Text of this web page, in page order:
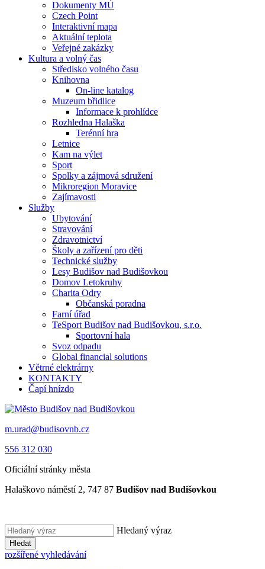
Dokumenty MÚ
Czech Point
Interaktivní mapa
Aktuální teplota
Veřejné zakázky
Kultura a volný čas
Středisko volného času
Knihovna
On-line katalog
Muzeum břidlice
Informace k prohlídce
Rozhledna Halaška
Terénní hra
Letnice
Kam na výlet
Sport
Spolky a zájmová sdružení
Mikroregion Moravice
Zajímavosti
Služby
Ubytování
Stravování
Zdravotnictví
Školy a zařízení pro děti
Technické služby
Lesy Budišov nad Budišovkou
Domov Letokruhy
Charita Odry
Občanská poradna
Farní úřad
TeSport Budišov nad Budišovkou, s.r.o.
Sportovní hala
Svoz odpadu
Global financial solutions
Větrné elektrárny
KONTAKTY
Čapí hnízdo
m.urad@budisovnb.cz
556 312 030
Oficiální stránky města
Halaškovo náměstí 2, 747 87 Budišov nad Budišovkou
Hledaný výraz
Hledat
rozšířené vyhledávání